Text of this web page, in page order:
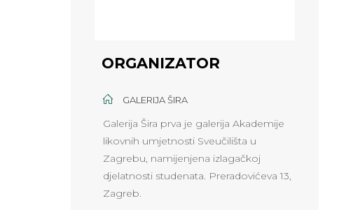
ORGANIZATOR
GALERIJA ŠIRA
Galerija Šira prva je galerija Akademije
likovnih umjetnosti Sveučilišta u
Zagrebu, namijenjena izlagačkoj
djelatnosti studenata. Preradovićeva 13,
Zagreb.